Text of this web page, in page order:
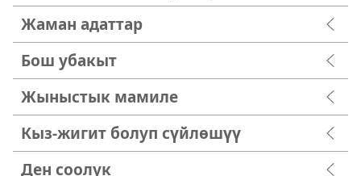
Жаман адаттар
Бош убакыт
Жыныстык мамиле
Кыз-жигит болуп сүйлөшүү
Ден соолук